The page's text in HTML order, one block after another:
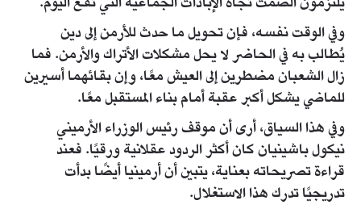
وفي الوقت نفسه، فإن تحويل ما حدث للأرمن إلى دين
يُطالب به في الحاضر لا يحل مشكلات الأتراك والأرمن. فما
زال الشعبان مضطرين إلى العيش معًا، وإن بقائهما أسيرين
للماضي يشكل أكبر عقبة أمام بناء المستقبل معًا.
وفي هذا السياق، أرى أن موقف رئيس الوزراء الأرميني
نيكول باشينيان كان أكثر الردود عقلانية ورقيًا. فعند
قراءة تصريحاته بعناية، يتبين أن أرمينيا أيضًا بدأت
تدريجيًا تدرك هذا الاستغلال.